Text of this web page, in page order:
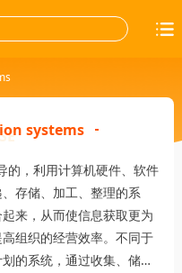
systems
的，利用计算机硬件、软件
存储、加工、整理的系
来，从而使信息获取更为
组织的经营效率。不同于
的系统，通过收集、储存